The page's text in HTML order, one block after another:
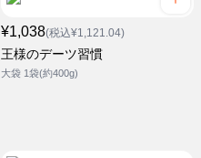
¥1,038(税込¥1,121.04)
王様のデーツ習慣
大袋 1袋(約400g)